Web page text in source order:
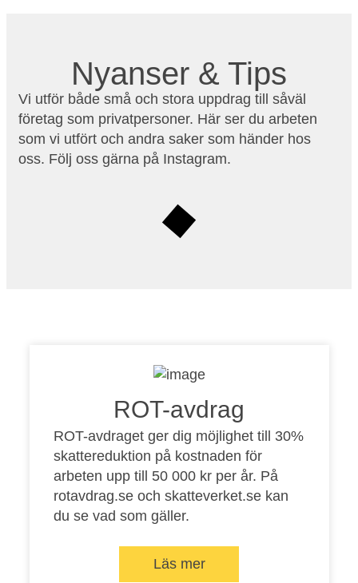
Nyanser & Tips
Vi utför både små och stora uppdrag till såväl
företag som privatpersoner. Här ser du arbeten
som vi utfört och andra saker som händer hos
oss. Följ oss gärna på Instagram.
ROT-avdrag
ROT-avdraget ger dig möjlighet till 30%
skattereduktion på kostnaden för
arbeten upp till 50 000 kr per år. På
rotavdrag.seoch skatteverket.sekan
du se vad som gäller.
Läs mer